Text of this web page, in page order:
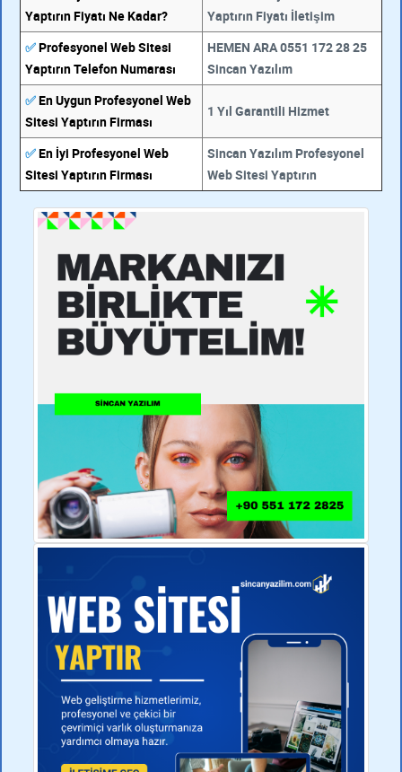
Yaptırın Fiyatı Ne Kadar?
Yaptırın Fiyatı İletişim
✅Profesyonel Web Sitesi
Yaptırın Telefon Numarası
HEMEN ARA 0551 172 28 25
Sincan Yazılım
✅En Uygun Profesyonel Web
Sitesi Yaptırın Firması
1 Yıl Garantili Hizmet
✅En İyi Profesyonel Web
Sitesi Yaptırın Firması
Sincan Yazılım Profesyonel
Web Sitesi Yaptırın